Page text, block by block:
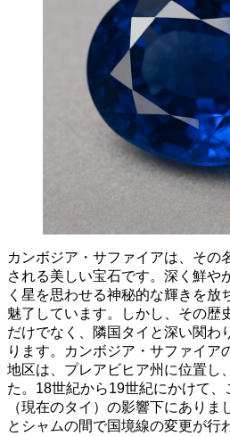
カンボジア・サファイアは、その
される美しい宝石です。 深く鮮や
く星を思わせる神秘的な輝きを放
魅了しています。しかし、その歴
だけでなく、隣国タイと深い関わ
ります。
カンボジア・サファイア
地区は、プレアビヒア州に位置し
た。 18世紀から19世紀にかけて、
（現在のタイ）の影響下にありま
とシャムの間で国境線の変更が行